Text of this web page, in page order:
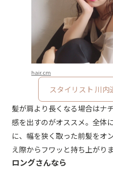
hair.cm
スタイリスト 川
髪が肩より長くなる場合はナ
感を出すのがオススメ。全体
に、幅を狭く取った前髪をオ
え際からフワッと持ち上がり
ロングさんなら